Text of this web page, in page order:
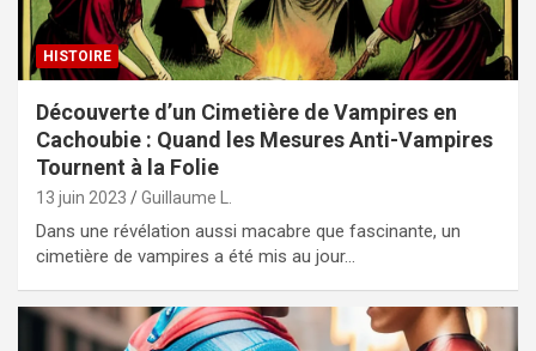
HISTOIRE
Découverte d’un Cimetière de Vampires en
Cachoubie : Quand les Mesures Anti-Vampires
Tournent à la Folie
13 juin 2023 Guillaume L.
Dans une révélation aussi macabre que fascinante, un
cimetière de vampires a été mis au jour…